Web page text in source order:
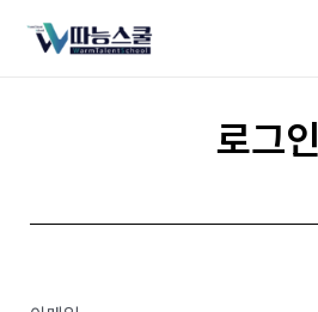
로그인